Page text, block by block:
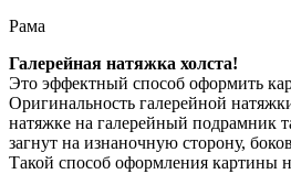
Рама
Галерейная натяжка холста!
Это эффектный способ оформить
Оригинальность галерейной
натяжке на галерейный подрамник
загнут на изнаночную сторону,
Такой способ оформления картины